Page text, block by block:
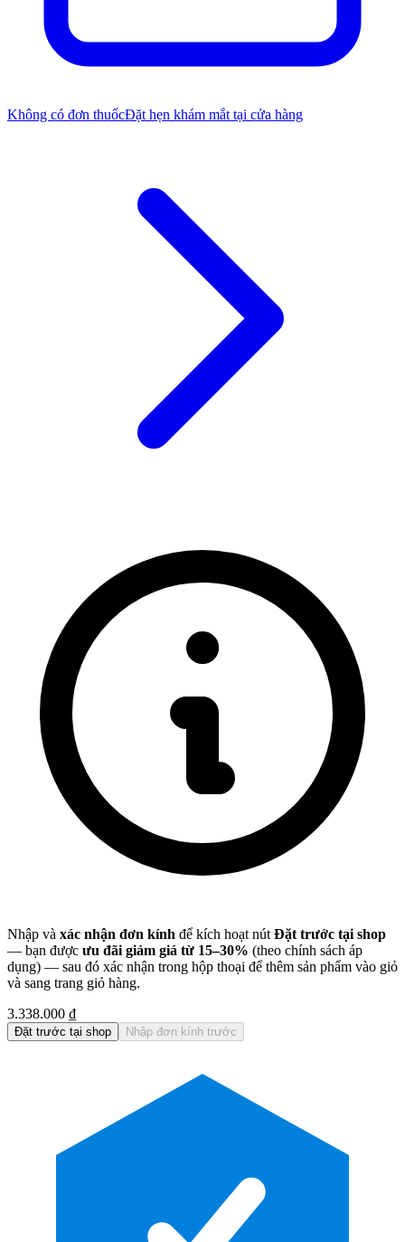
Không có đơn thuốcĐặt hẹn khám mắt tại cửa hàng
Nhập và xác nhận đơn kính để kích hoạt nútĐặt trước tại shop
— bạn được ưu đãi giảm giá từ 15–30% (theo chính sách áp
dụng) — sau đó xác nhận trong hộp thoại để thêm sản phẩm vào giỏ
và sang trang giỏ hàng.
3.338.000 ₫
Đặt trước tại shop Nhập đơn kính trước